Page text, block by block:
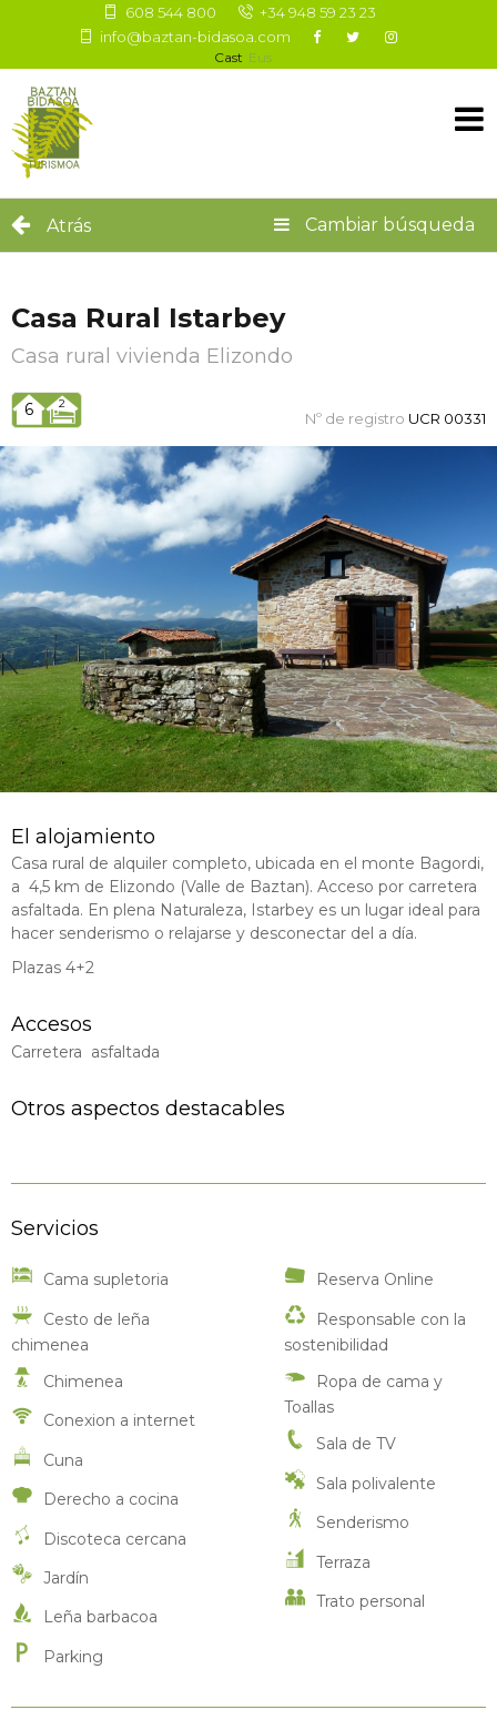
608 544 800
+34 948 59 23 23
info@baztan-bidasoa.com
Cast Eus
Atrás Cambiar búsqueda
Casa Rural Istarbey
Casa rural vivienda Elizondo
6 2
Nº de registro UCR 00331
El alojamiento
Casa rural de alquiler completo, ubicada en el monte Bagordi,
a 4,5 km de Elizondo (Valle de Baztan). Acceso por carretera
asfaltada. En plena Naturaleza, Istarbey es un lugar ideal para
hacer senderismo o relajarse y desconectar del a día.
Plazas 4+2
Accesos
Carretera asfaltada
Otros aspectos destacables
Servicios
Cama supletoria
Cesto de leña
chimenea
Chimenea
Conexion a internet
Cuna
Derecho a cocina
Discoteca cercana
Jardín
Leña barbacoa
Parking
Reserva Online
Responsable con la
sostenibilidad
Ropa de cama y
Toallas
Sala de TV
Sala polivalente
Senderismo
Terraza
Trato personal